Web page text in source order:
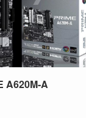
A620M-A